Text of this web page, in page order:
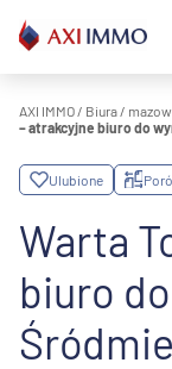
do
treści
AXI IMMO / Biura /
– atrakcyjne biuro do
Ulubione
Warta
biuro